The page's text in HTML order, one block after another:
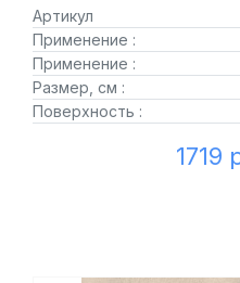
Артикул
Применение :
Применение :
Размер, см :
Поверхность :
1719